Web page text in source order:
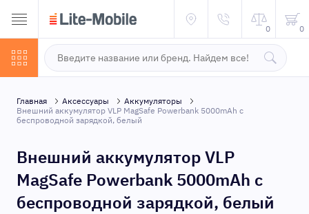
0 0
Главная Аксессуары
Аккумуляторы
Внешний аккумулятор VLP MagSafe Powerbank 5000mAh с
беспроводной зарядкой, белый
Внешний аккумулятор VLP
MagSafe Powerbank 5000mAh с
беспроводной зарядкой, белый